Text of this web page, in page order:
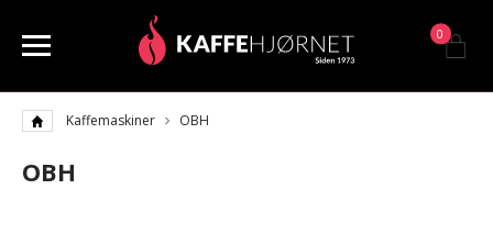
0
Kaffemaskiner OBH
OBH